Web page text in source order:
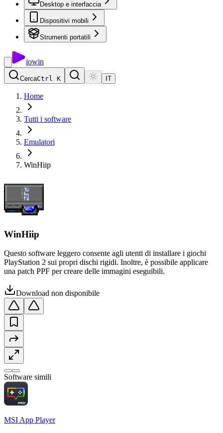
Desktop e interfaccia
Dispositivi mobili
Strumenti portatili
iowin
CercaCtrl K IT
Home
Tutti i software
Emulatori
WinHiip
WinHiip
Questo software leggero consente agli utenti di installare i giochi
PlayStation 2 sui propri dischi rigidi. Inoltre, è possibile applicare
una patch PPF per creare delle immagini eseguibili.
Download non disponibile
Software simili
MSI App Player